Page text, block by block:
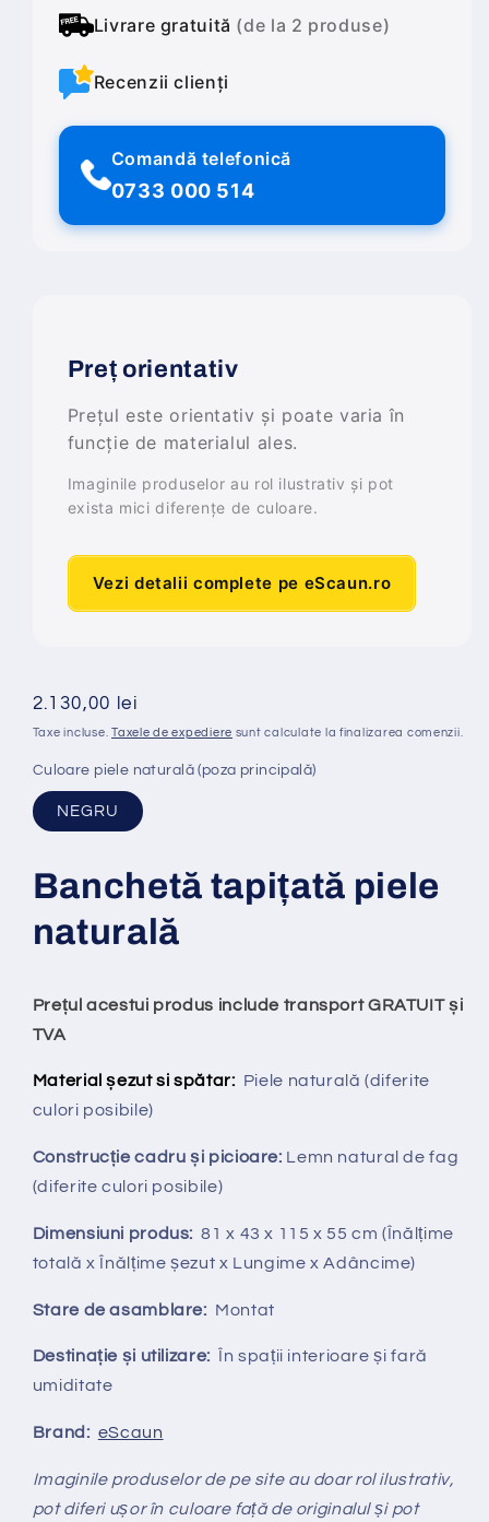
Livrare gratuită (de la 2 produse)
Recenzii clienți
Comandă telefonică
0733 000 514
Preț orientativ
Prețul este orientativ și poate varia în
funcție de materialul ales.
Imaginile produselor au rol ilustrativ și pot
exista mici diferențe de culoare.
Vezi detalii complete pe eScaun.ro
Preț
obișnuit
2.130,00 lei
Taxe incluse.Taxele de expediere sunt calculate la finalizarea comenzii.
Culoare piele naturală (poza principală)
NEGRU
Banchetă tapițată piele
naturală
Prețul acestui produs include transport GRATUIT și
TVA
Material șezut si spătar: Piele naturală(diferite
culori posibile)
Construcție cadru și picioare: Lemn natural de fag
(diferite culori posibile)
Dimensiuni produs: 81 x 43 x 115 x 55 cm (Înălțime
totală x Înălțime șezut x Lungime x Adâncime)
Stare de asamblare: Montat
Destinație și utilizare: În spații interioare și fară
umiditate
Brand: eScaun
Imaginile produselor de pe site au doar rol ilustrativ,
pot diferi ușor în culoare față de originalul și pot